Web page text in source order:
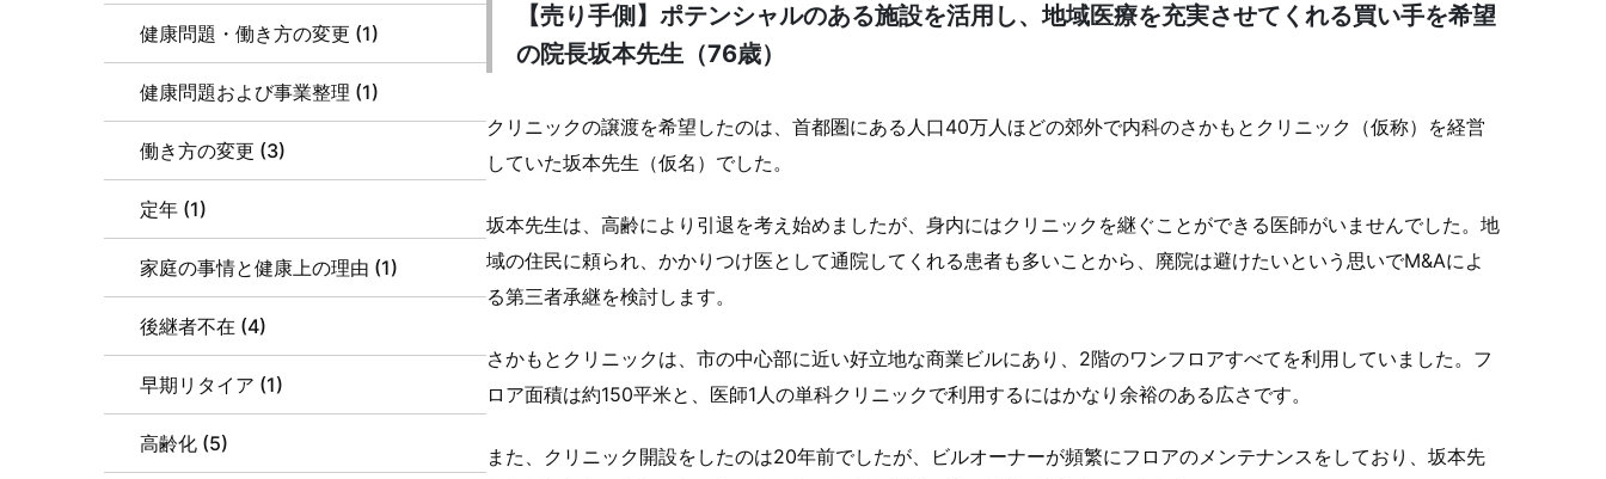
健康問題・働き方の変更 (1)
健康問題および事業整理 (1)
働き方の変更 (3)
定年 (1)
家庭の事情と健康上の理由 (1)
後継者不在 (4)
早期リタイア (1)
高齢化 (5)
【売り手側】ポテンシャルのある施設を活用し、地域医療を充実させてくれる買い手を希望
の院長坂本先生（76歳）
クリニックの譲渡を希望したのは、首都圏にある人口40万人ほどの郊外で内科のさかもとクリニック（仮称）を経営
していた坂本先生（仮名）でした。
坂本先生は、高齢により引退を考え始めましたが、身内にはクリニックを継ぐことができる医師がいませんでした。地
域の住民に頼られ、かかりつけ医として通院してくれる患者も多いことから、廃院は避けたいという思いでM&Aによ
る第三者承継を検討します。
さかもとクリニックは、市の中心部に近い好立地な商業ビルにあり、2階のワンフロアすべてを利用していました。フ
ロア面積は約150平米と、医師1人の単科クリニックで利用するにはかなり余裕のある広さです。
また、クリニック開設をしたのは20年前でしたが、ビルオーナーが頻繁にフロアのメンテナンスをしており、坂本先